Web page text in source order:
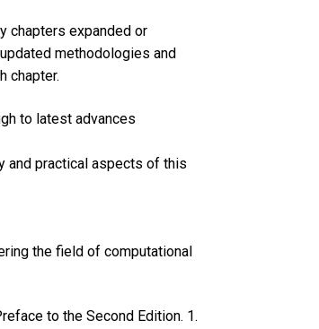
chapters expanded or
methodologies and
chapter.
to latest advances
and practical aspects of this
the field of computational
to the Second Edition. 1.